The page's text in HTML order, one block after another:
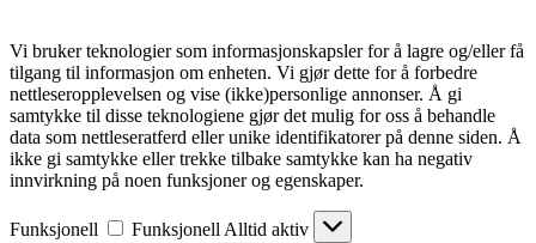
Vi bruker teknologier som informasjonskapsler for å lagre og/eller få
tilgang til informasjon om enheten. Vi gjør dette for å forbedre
nettleseropplevelsen og vise (ikke)personlige annonser. Å gi
samtykke til disse teknologiene gjør det mulig for oss å behandle
data som nettleseratferd eller unike identifikatorer på denne siden. Å
ikke gi samtykke eller trekke tilbake samtykke kan ha negativ
innvirkning på noen funksjoner og egenskaper.
Funksjonell Funksjonell Alltid aktiv